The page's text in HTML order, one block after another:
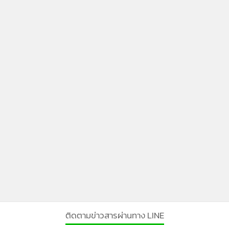
ติดตามข่าวสารผ่านทาง LINE